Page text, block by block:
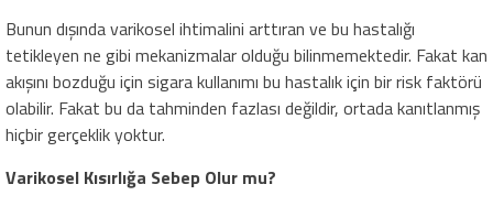
Bunun dışında varikosel ihtimalini arttıran ve bu hastalığı
tetikleyen ne gibi mekanizmalar olduğu bilinmemektedir. Fakat kan
akışını bozduğu için sigara kullanımı bu hastalık için bir risk faktörü
olabilir. Fakat bu da tahminden fazlası değildir, ortada kanıtlanmış
hiçbir gerçeklik yoktur.
Varikosel Kısırlığa Sebep Olur mu?